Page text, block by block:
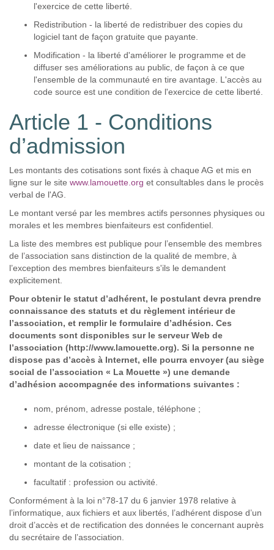
l'exercice de cette liberté.
Redistribution - la liberté de redistribuer des copies du
logiciel tant de façon gratuite que payante.
Modification - la liberté d'améliorer le programme et de
diffuser ses améliorations au public, de façon à ce que
l'ensemble de la communauté en tire avantage. L'accès au
code source est une condition de l'exercice de cette liberté.
Article 1 - Conditions
d’admission
Les montants des cotisations sont fixés à chaque AG et mis en
ligne sur le site www.lamouette.org et consultables dans le procès
verbal de l'AG.
Le montant versé par les membres actifs personnes physiques ou
morales et les membres bienfaiteurs est confidentiel.
La liste des membres est publique pour l’ensemble des membres
de l’association sans distinction de la qualité de membre, à
l’exception des membres bienfaiteurs s'ils le demandent
explicitement.
Pour obtenir le statut d’adhérent, le postulant devra prendre
connaissance des statuts et du règlement intérieur de
l’association, et remplir le formulaire d’adhésion. Ces
documents sont disponibles sur le serveur Web de
l’association (http://www.lamouette.org). Si la personne ne
dispose pas d’accès à Internet, elle pourra envoyer (au siège
social de l’association « La Mouette ») une demande
d’adhésion accompagnée des informations suivantes :
nom, prénom, adresse postale, téléphone ;
adresse électronique (si elle existe) ;
date et lieu de naissance ;
montant de la cotisation ;
facultatif : profession ou activité.
Conformément à la loi n°78-17 du 6 janvier 1978 relative à
l’informatique, aux fichiers et aux libertés, l’adhérent dispose d’un
droit d’accès et de rectification des données le concernant auprès
du secrétaire de l’association.